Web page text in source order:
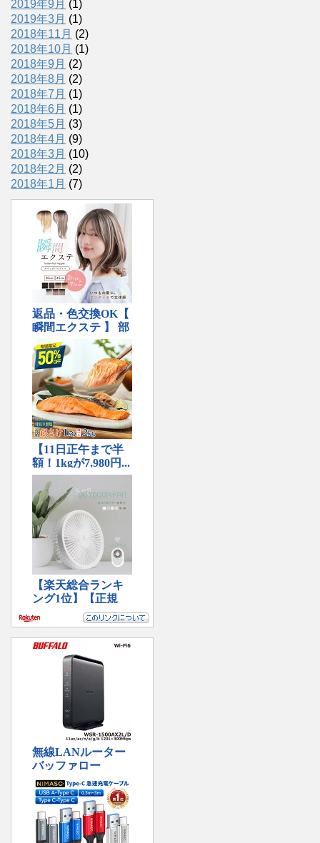
2019年9月 (1)
2019年3月 (1)
2018年11月 (2)
2018年10月 (1)
2018年9月 (2)
2018年8月 (2)
2018年7月 (1)
2018年6月 (1)
2018年5月 (3)
2018年4月 (9)
2018年3月 (10)
2018年2月 (2)
2018年1月 (7)